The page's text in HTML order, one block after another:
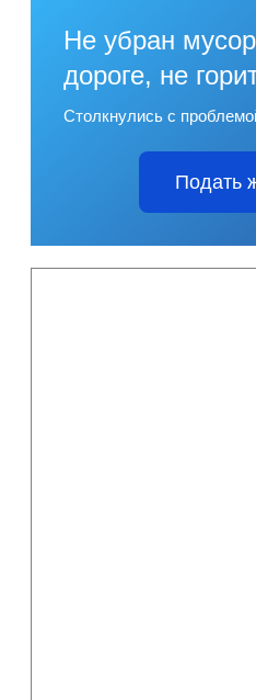
Не убран
дороге, не
Столкнулись с
Подать